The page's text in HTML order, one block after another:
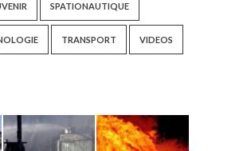
SPATIONAUTIQUE
TRANSPORT VIDEOS